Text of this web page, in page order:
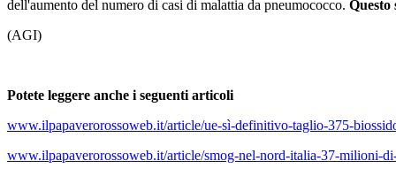
dell'aumento del numero di casi di malattia da pneumococco.
(AGI)
Potete leggere anche i seguenti articoli
www.ilpapaverorossoweb.it/article/ue-sì-definitivo-taglio-375-
www.ilpapaverorossoweb.it/article/smog-nel-nord-italia-37-milioni-